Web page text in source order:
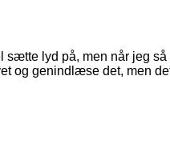
lyd på, men når jeg
og genindlæse det, men